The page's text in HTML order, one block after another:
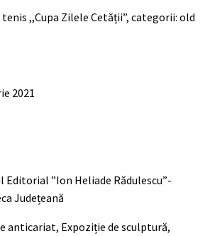
tenis ,,Cupa Zilele Cetății”, categorii: old
2021
Editorial ”Ion Heliade Rădulescu”-
Județeană
anticariat, Expoziție de sculptură,